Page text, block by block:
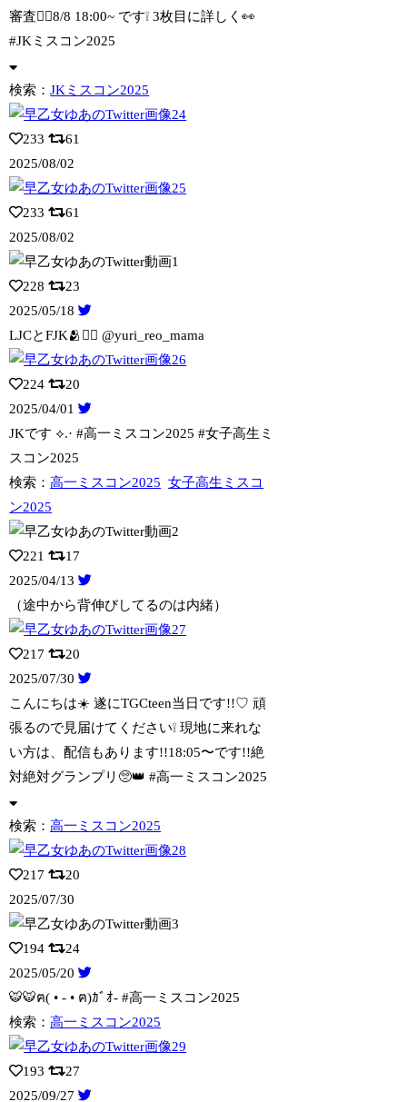
審査❤️‍🔥8/8 18:00~ です❕ 3枚目に詳しく👀
#JKミスコン2025
検索：JKミスコン2025
233
61
2025/08/02
233
61
2025/08/02
228
23
2025/05/18
LJCとFJK🫂👯‍♀️ @yuri_reo_mama
224
20
2025/04/01
JKです ⟡.· #高一ミスコン2025 #女子高生ミ
スコン2025
検索：高一ミスコン2025 女子高生ミスコ
ン2025
221
17
2025/04/13
（途中から背伸びしてるのは内緒）
217
20
2025/07/30
こんにちは☀️ 遂にTGCteen当日です!!♡ 頑
張るので見届けてください❕現地に来れな
い方は、配信もあります!!18:05〜です!!絶
対絶対グランプリ🥺👑 #高一ミスコン2025
検索：高一ミスコン2025
217
20
2025/07/30
194
24
2025/05/20
🐯🐯ฅ( • - • ฅ)ｶﾞｵ- #高一ミスコン2025
検索：高一ミスコン2025
193
27
2025/09/27